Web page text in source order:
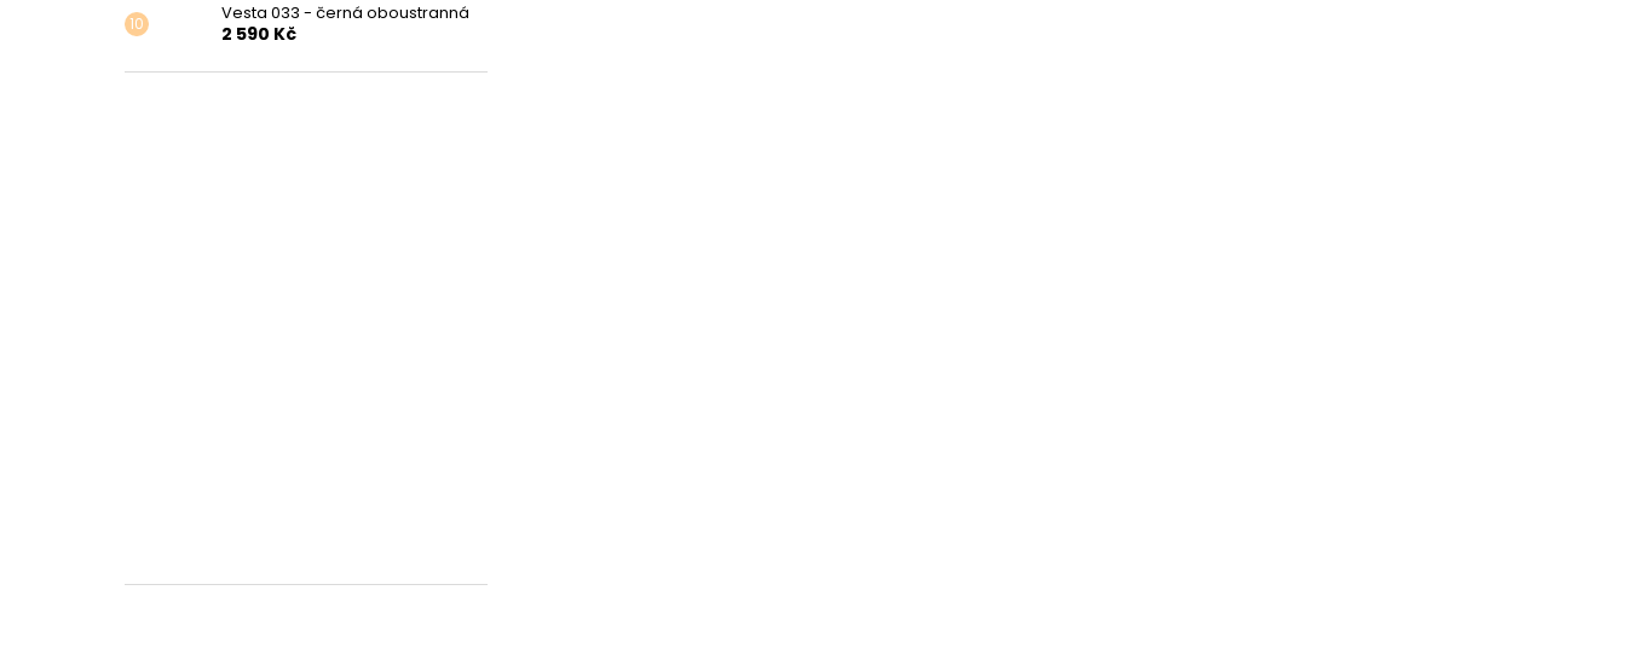
Vesta 033 - černá oboustranná
2 590 Kč